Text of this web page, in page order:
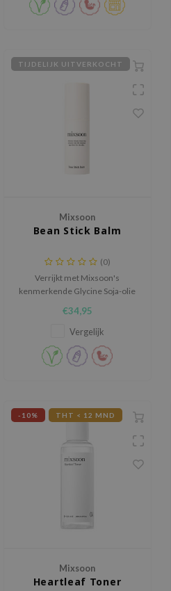
TIJDELIJK UITVERKOCHT
Mixsoon
Bean Stick Balm
(0)
Verrijkt met Mixsoon's
kenmerkende Glycine Soja-olie
voor een gezonde, stralende
teint.
€34,95
Vergelijk
-10% THT < 12 MND
Mixsoon
Heartleaf Toner